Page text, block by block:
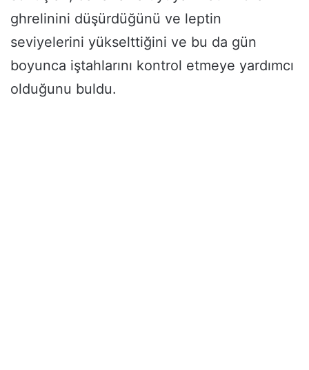
ghrelinini düşürdüğünü ve leptin
seviyelerini yükselttiğini ve bu da gün
boyunca iştahlarını kontrol etmeye yardımcı
olduğunu buldu.